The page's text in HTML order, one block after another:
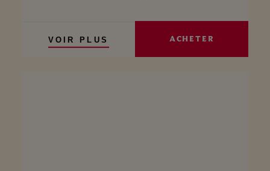
VOIR PLUS ACHETER